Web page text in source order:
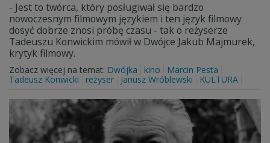
- Jest to twórca, który posługiwał się bardzo
nowoczesnym filmowym językiem i ten język filmowy
dosyć dobrze znosi próbę czasu - tak o reżyserze
Tadeuszu Konwickim mówił w Dwójce Jakub Majmurek,
krytyk filmowy.
Zobacz więcej na temat: Dwójka kino
Marcin Pesta
Tadeusz Konwicki
reżyser Janusz Wróblewski KULTURA